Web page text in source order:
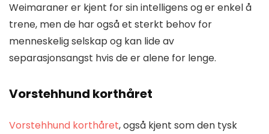
Weimaraner er kjent for sin intelligens og er enkel å
trene, men de har også et sterkt behov for
menneskelig selskap og kan lide av
separasjonsangst hvis de er alene for lenge.
Vorstehhund korthåret
Vorstehhund korthåret, også kjent som den tysk